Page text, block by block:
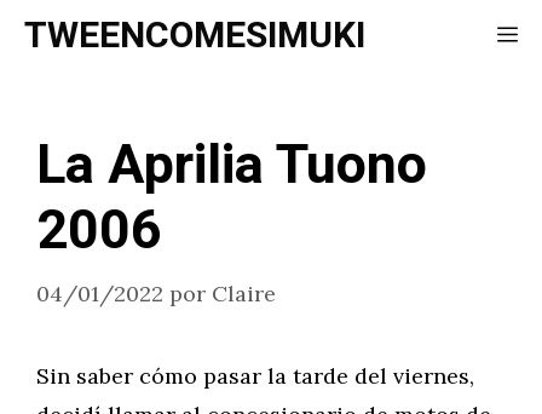
Saltar
TWEENCOMESIMUKI
La Aprilia Tuono
2006
04/01/2022 por Claire
Sin saber cómo pasar la tarde del viernes,